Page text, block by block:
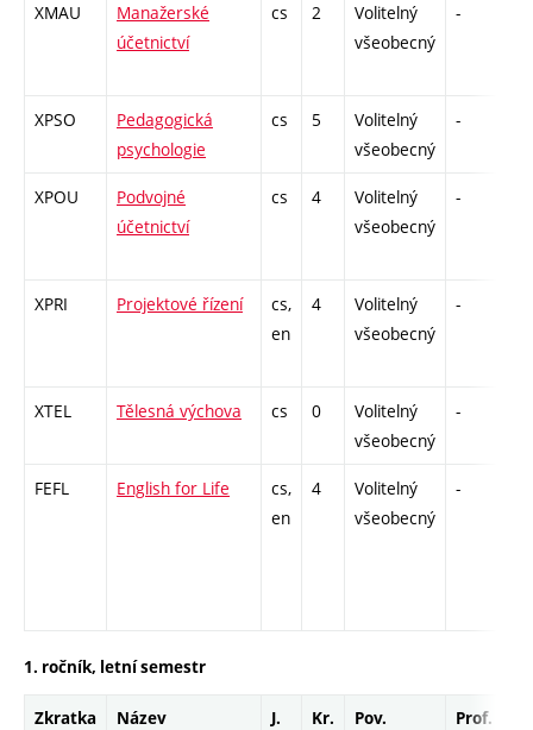
XMAU
Manažerské
účetnictví
cs 2
Volitelný
všeobecný
-
XPSO
Pedagogická
psychologie
cs 5
Volitelný
všeobecný
-
XPOU
Podvojné
účetnictví
cs 4
Volitelný
všeobecný
-
XPRI Projektové řízení
cs,
en
4
Volitelný
všeobecný
-
XTEL Tělesná výchova cs 0
Volitelný
všeobecný
-
FEFL English for Life
cs,
en
4
Volitelný
všeobecný
-
1. ročník, letní semestr
Zkratka Název J. Kr. Pov. Prof.